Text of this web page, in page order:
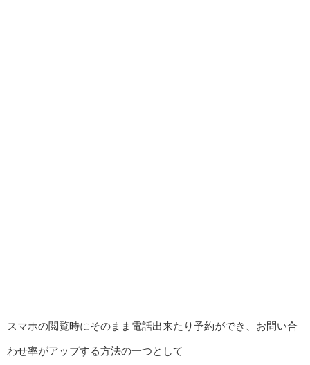
スマホの閲覧時にそのまま電話出来たり予約ができ、お問い合
わせ率がアップする方法の一つとして